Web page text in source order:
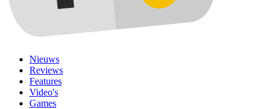
Nieuws
Reviews
Features
Video's
Games